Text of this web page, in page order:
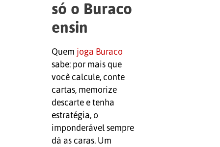
só o Buraco
ensin
Quem joga Buraco
sabe: por mais que
você calcule, conte
cartas, memorize
descarte e tenha
estratégia, o
imponderável sempre
dá as caras. Um